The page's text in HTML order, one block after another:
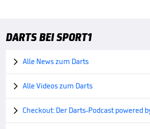
DARTS BEI SPORT1
 Alle News zum Darts
 Alle Videos zum Darts
 Checkout: Der Darts-Podcast powered by